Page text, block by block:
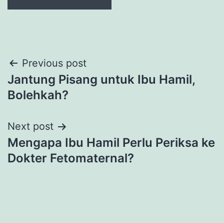
Post
navigation
Previous post
Jantung Pisang untuk Ibu Hamil,
Bolehkah?
Next post
Mengapa Ibu Hamil Perlu Periksa ke
Dokter Fetomaternal?